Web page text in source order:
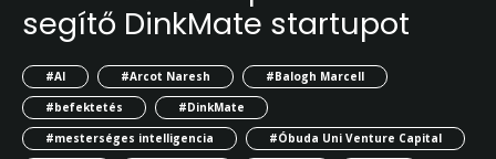
segítő DinkMate startupot
#AI #Arcot Naresh
#Balogh Marcell
#befektetés
#DinkMate
#mesterséges intelligencia
#Óbuda Uni Venture Capital